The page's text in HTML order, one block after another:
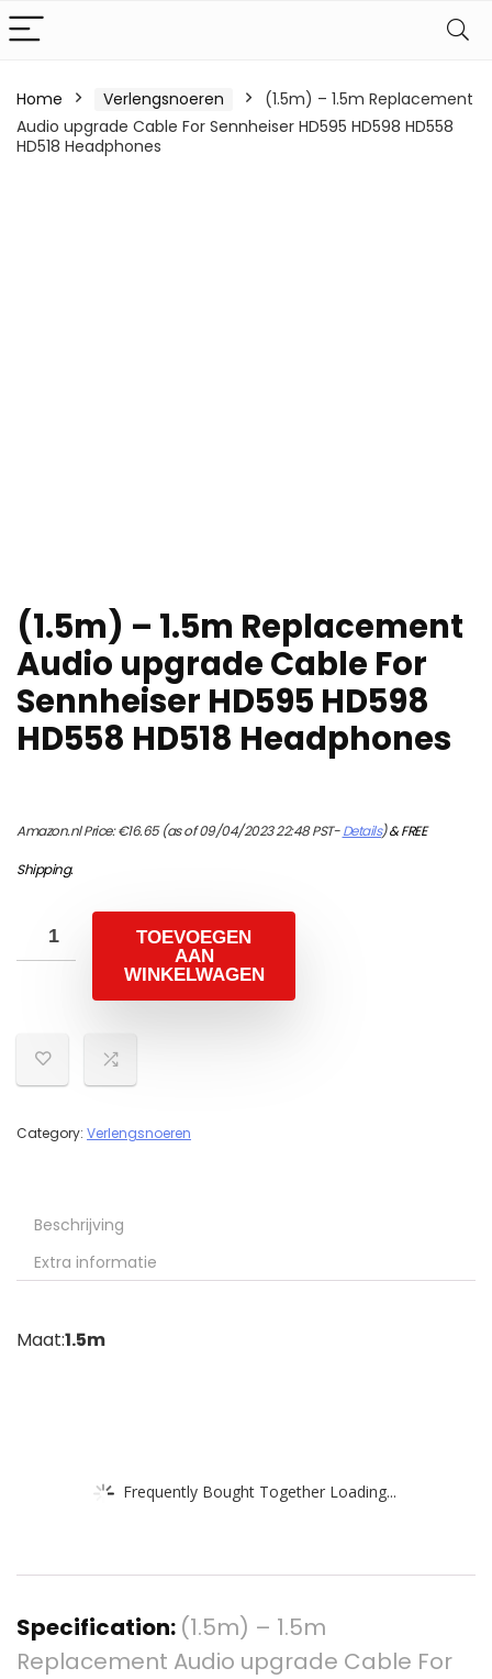
Home Verlengsnoeren
(1.5m) – 1.5m Replacement
Audio upgrade Cable For Sennheiser HD595 HD598 HD558
HD518 Headphones
(1.5m) – 1.5m Replacement
Audio upgrade Cable For
Sennheiser HD595 HD598
HD558 HD518 Headphones
Amazon.nl Price:€16.65(as of 09/04/2023 22:48 PST-Details)&FREE
Shipping.
TOEVOEGEN
AAN
WINKELWAGEN
Category: Verlengsnoeren
Beschrijving
Extra informatie
Maat:1.5m
Frequently Bought Together Loading...
Specification: (1.5m) – 1.5m
Replacement Audio upgrade Cable For